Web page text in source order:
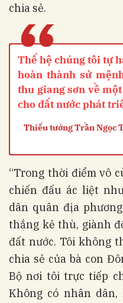
chia sẻ.
“
Thế hệ chúng tôi tự
hoàn thành sứ
thu giang sơn về
cho đất nước phát
Thiếu tướng Trần Ngọc
“Trong thời điểm vô
chiến đấu ác liệt
dân quân địa
thắng kẻ thù, giành
đất nước. Tôi không
chia sẻ của bà con
Bộ nơi tôi trực tiếp
Không có nhân